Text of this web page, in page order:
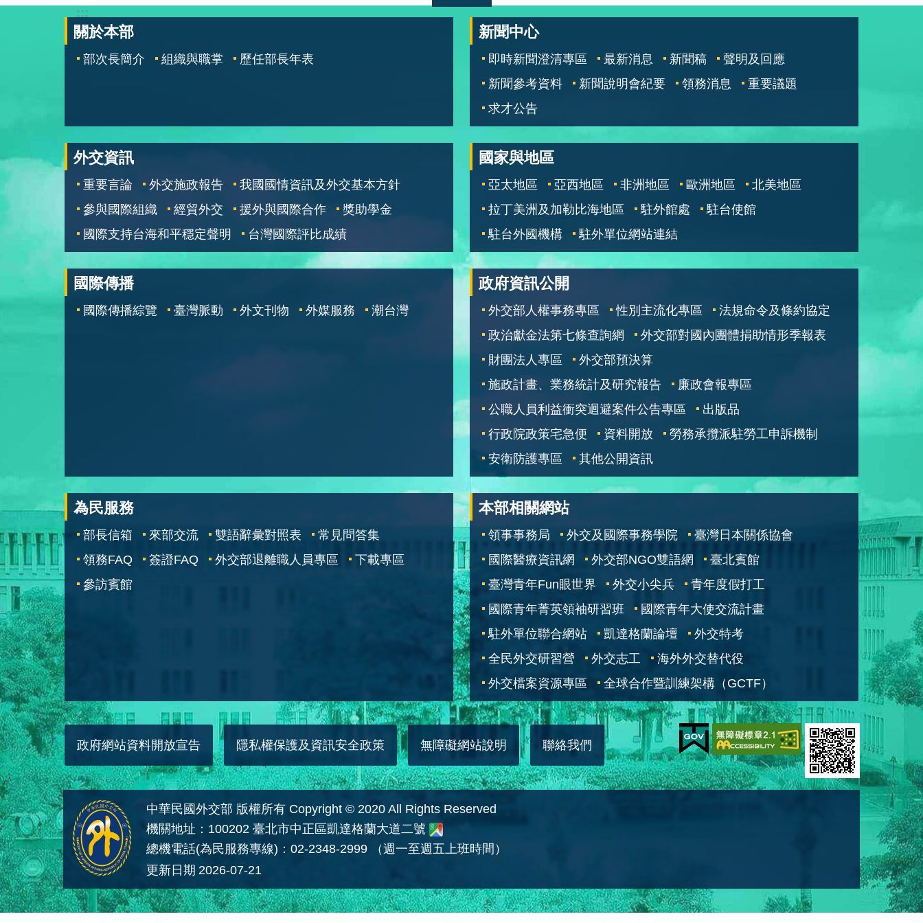
:::
關於本部
部次長簡介 組織與職掌 歷任部長年表
新聞中心
即時新聞澄清專區 最新消息 新聞稿
聲明及回應
新聞參考資料
新聞說明會紀要 領務消息
重要議題
求才公告
外交資訊
重要言論 外交施政報告
我國國情資訊及外交基本方針
參與國際組織
經貿外交 援外與國際合作
獎助學金
國際支持台海和平穩定聲明
台灣國際評比成績
國家與地區
亞太地區 亞西地區 非洲地區 歐洲地區
北美地區
拉丁美洲及加勒比海地區
駐外館處
駐台使館
駐台外國機構
駐外單位網站連結
國際傳播
國際傳播綜覽 臺灣脈動 外文刊物 外媒服務 潮台灣
政府資訊公開
外交部人權事務專區 性別主流化專區
法規命令及條約協定
政治獻金法第七條查詢網
外交部對國內團體捐助情形季報表
財團法人專區
外交部預決算
施政計畫、業務統計及研究報告
廉政會報專區
公職人員利益衝突迴避案件公告專區
出版品
行政院政策宅急便
資料開放
勞務承攬派駐勞工申訴機制
安衛防護專區
其他公開資訊
為民服務
部長信箱 來部交流 雙語辭彙對照表
常見問答集
領務FAQ
簽證FAQ 外交部退離職人員專區
下載專區
參訪賓館
本部相關網站
領事事務局 外交及國際事務學院
臺灣日本關係協會
國際醫療資訊網
外交部NGO雙語網
臺北賓館
臺灣青年Fun眼世界
外交小尖兵
青年度假打工
國際青年菁英領袖研習班
國際青年大使交流計畫
駐外單位聯合網站
凱達格蘭論壇
外交特考
全民外交研習營
外交志工
海外外交替代役
外交檔案資源專區
全球合作暨訓練架構（GCTF）
政府網站資料開放宣告 隱私權保護及資訊安全政策 無障礙網站說明 聯絡我們
中華民國外交部 版權所有 Copyright © 2020 All Rights Reserved
機關地址：100202 臺北市中正區凱達格蘭大道二號
總機電話(為民服務專線)：02-2348-2999 （週一至週五上班時間）
更新日期 2026-07-21